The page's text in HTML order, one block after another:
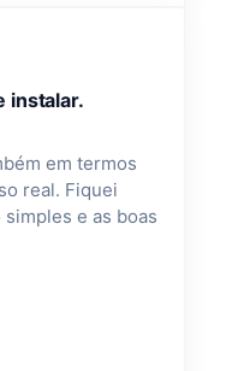
instalar.
em termos
real. Fiquei
e as boas